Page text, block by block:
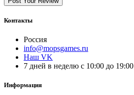
Контакты
Россия
info@mopsgames.ru
Наш VK
7 дней в неделю с 10:00 до 19:00
Информация